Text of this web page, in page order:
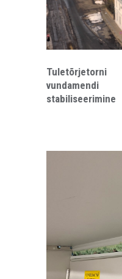
Tuletõrjetorni
vundamendi
stabiliseerimine